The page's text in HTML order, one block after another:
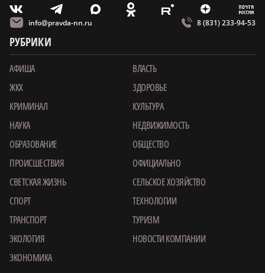
V T X O E Z m
info@pravda-nn.ru 8 (831) 233-94-53
РУБРИКИ
АФИША
ВЛАСТЬ
ЖКХ
ЗДОРОВЬЕ
КРИМИНАЛ
КУЛЬТУРА
НАУКА
НЕДВИЖИМОСТЬ
ОБРАЗОВАНИЕ
ОБЩЕСТВО
ПРОИСШЕСТВИЯ
ОФИЦИАЛЬНО
СВЕТСКАЯ ЖИЗНЬ
СЕЛЬСКОЕ ХОЗЯЙСТВО
СПОРТ
ТЕХНОЛОГИИ
ТРАНСПОРТ
ТУРИЗМ
ЭКОЛОГИЯ
НОВОСТИ КОМПАНИИ
ЭКОНОМИКА